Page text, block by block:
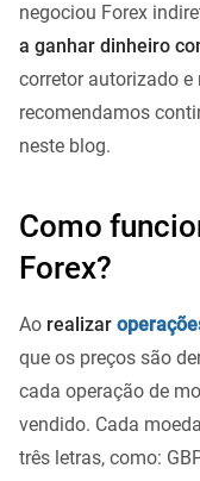
negociou Forex
a ganhar dinheiro
corretor autorizado
recomendamos
neste blog.
Como
Forex?
Ao realizar
que os preços são
cada operação de
vendido. Cada
três letras, como: